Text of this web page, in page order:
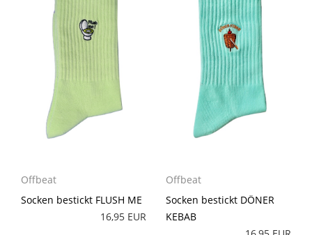
Offbeat
Socken bestickt FLUSH ME
16,95 EUR
Offbeat
Socken bestickt DÖNER
KEBAB